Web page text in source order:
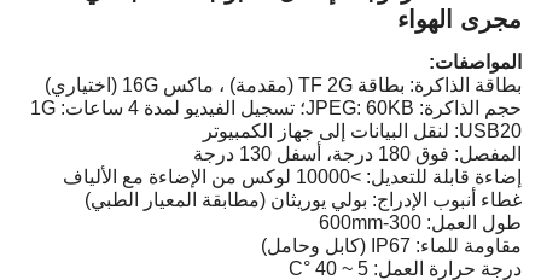
مجرى الهواء
المواصفات:
بطاقة الذاكرة: بطاقة TF 2G (مقدمة) ، ماكس 16G (اختياري)
حجم الذاكرة: JPEG: 60KB؛ تسجيل الفيديو لمدة 4 ساعات: 1G
USB20: لنقل البيانات إلى جهاز الكمبيوتر
المفصل: فوق 180 درجة، أسفل 130 درجة
إضاءة قابلة للتعديل: >10000 لوكس من الإضاءة مع الألياف
غطاء أنبوب الإدراج: بولي يوريثان (مطابقة المعيار الطبي)
طول العمل: 300-600mm
مقاومة للماء: IP67 (كابل وحامل)
درجة حرارة العمل: 5 ~ 40 °C